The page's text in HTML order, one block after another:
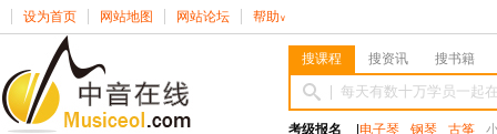
设为首页 网站地图 网站论坛 帮助 ∨
搜课程 搜资讯 搜书籍
考级报名 电子琴 钢琴 古筝